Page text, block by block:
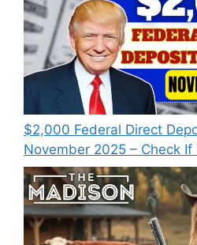
$2,000 Federal Direct
November 2025 – Check If